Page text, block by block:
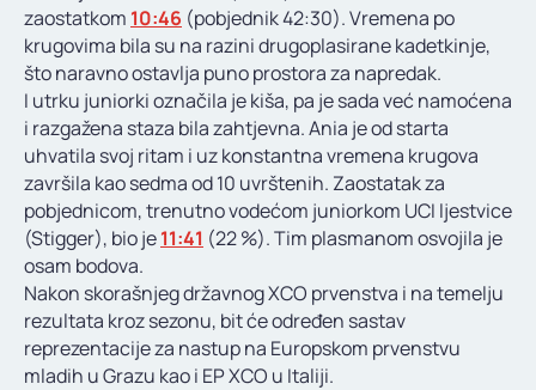
zaostatkom 10:46 (pobjednik 42:30). Vremena po
krugovima bila su na razini drugoplasirane kadetkinje,
što naravno ostavlja puno prostora za napredak.
I utrku juniorki označila je kiša, pa je sada već namoćena
i razgažena staza bila zahtjevna. Ania je od starta
uhvatila svoj ritam i uz konstantna vremena krugova
završila kao sedma od 10 uvrštenih. Zaostatak za
pobjednicom, trenutno vodećom juniorkom UCI ljestvice
(Stigger), bio je11:41 (22 %). Tim plasmanom osvojila je
osam bodova.
Nakon skorašnjeg državnog XCO prvenstva i na temelju
rezultata kroz sezonu, bit će određen sastav
reprezentacije za nastup na Europskom prvenstvu
mladih u Grazu kao i EP XCO u Italiji.